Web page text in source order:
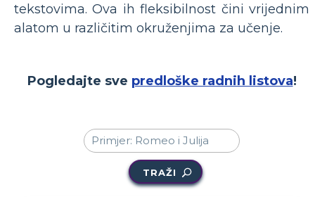
tekstovima. Ova ih fleksibilnost čini vrijednim
alatom u različitim okruženjima za učenje.
Pogledajte sve predloške radnih listova!
TRAŽI